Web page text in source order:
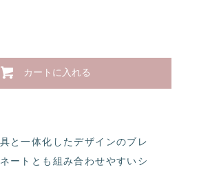
カートに入れる
と一体化したデザインのブレ
ートとも組み合わせやすいシ